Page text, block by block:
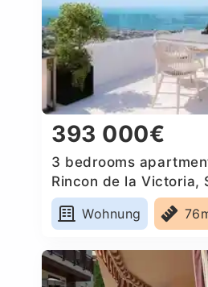
393 000€
3 bedrooms
Rincon de la Victoria,
Wohnung